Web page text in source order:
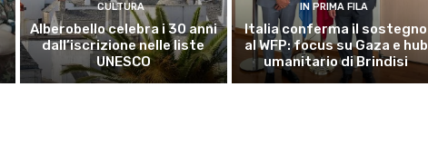
CULTURA
Alberobello celebra i 30 anni
dall’iscrizione nelle liste
UNESCO
IN PRIMA FILA
Italia conferma il sostegno
al WFP: focus su Gaza e hub
umanitario di Brindisi